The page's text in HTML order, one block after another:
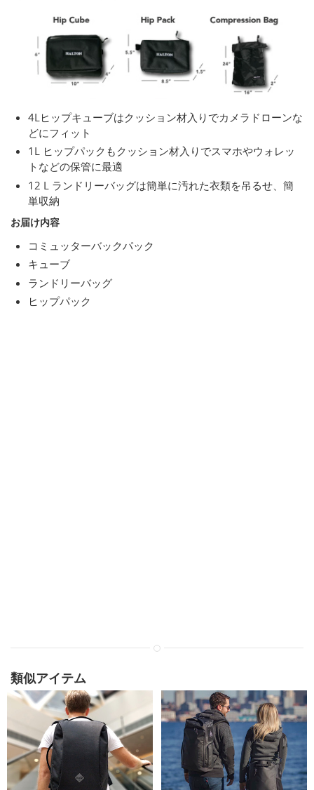
4Lヒップキューブはクッション材入りでカメラドローンな
どにフィット
1L ヒップパックもクッション材入りでスマホやウォレッ
トなどの保管に最適
12 L ランドリーバッグは簡単に汚れた衣類を吊るせ、簡
単収納
お届け内容
コミュッターバックパック
キューブ
ランドリーバッグ
ヒップパック
類似アイテム